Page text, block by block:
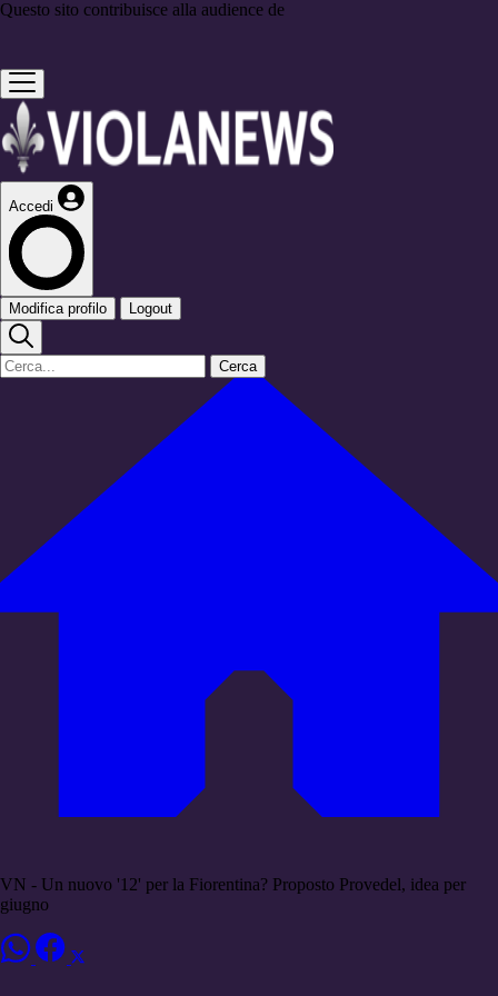
Questo sito contribuisce alla audience de
Accedi
Modifica profilo Logout
Cerca
VN - Un nuovo '12' per la Fiorentina? Proposto Provedel, idea per
giugno